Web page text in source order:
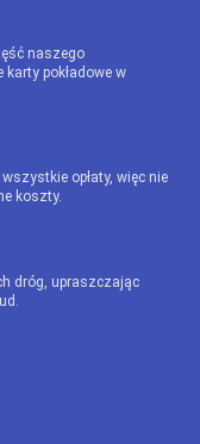
naszego
pokładowe w
opłaty, więc nie
koszty.
dróg, upraszczając